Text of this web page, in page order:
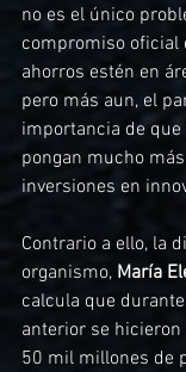
no es el único
compromiso oficial
ahorros estén en
pero más aun, el
importancia de
pongan mucho
inversiones en
Contrario a ello, la
organismo, María
calcula que
anterior se
50 mil millones de